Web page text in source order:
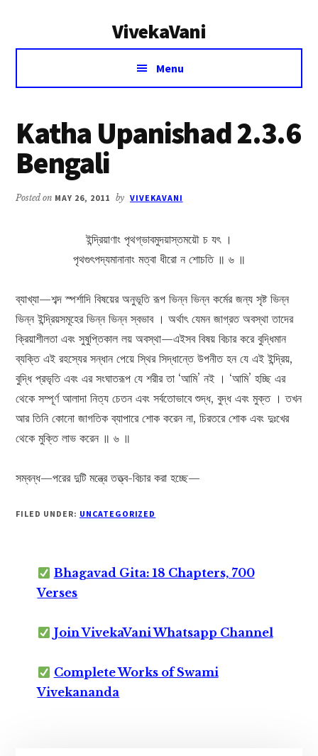
VivekaVani
Voice
Vivekananda
Menu
Katha Upanishad 2.3.6
Bengali
Posted on MAY 26, 2011 by VIVEKAVANI
ইন্দ্রিয়াণাং পৃথগ্ভাবমুদয়াস্তময়ৌ চ যৎ ।
পৃথগুৎপদ্যমানানাং মত্বা ধীরো ন শোচতি ॥ ৬ ॥
ব্যাখ্যা—শব্দ স্পর্শাদি বিষয়ের অনুভূতি রূপ ভিন্ন ভিন্ন কর্মের জন্য সৃষ্ট ভিন্ন
ভিন্ন ইন্দ্রিয়সমূহের ভিন্ন ভিন্ন স্বভাব । অর্থাৎ যেমন জাগ্রত অবস্থা তাদের
ক্রিয়াশীলতা এবং সুষুপ্তিকাল লয় অবস্থা—এইসব বিষয় বিচার করে বুদ্ধিমান
ব্যক্তি এই রহস্যের সন্ধান পেয়ে স্থির সিদ্ধান্তে উপনীত হন যে এই ইন্দ্রিয়,
বুদ্ধি প্রভৃতি এবং এর সংঘাতরূপ যে শরীর তা ‘আমি’ নই । ‘আমি’ হচ্ছি এর
থেকে সম্পূর্ণ আলাদা নিত্য চেতন এবং সর্বতোভাবে শুদ্ধ, বুদ্ধ এবং মুক্ত । তখন
আর তিনি কোনো জাগতিক ব্যাপারে শোক করেন না, চিরতরে শোক এবং দুঃখের
থেকে মুক্তি লাভ করেন ॥ ৬ ॥
সম্বন্ধ—পরের দুটি মন্ত্রে তত্ত্ব-বিচার করা হচ্ছে—
FILED UNDER: UNCATEGORIZED
Bhagavad Gita: 18 Chapters, 700
Verses
Join VivekaVani Whatsapp Channel
Complete Works of Swami
Vivekananda